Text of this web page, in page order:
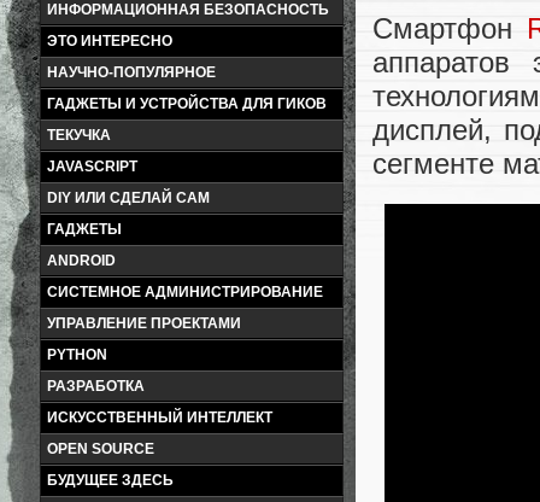
ИНФОРМАЦИОННАЯ БЕЗОПАСНОСТЬ
ЭТО ИНТЕРЕСНО
НАУЧНО-ПОПУЛЯРНОЕ
ГАДЖЕТЫ И УСТРОЙСТВА ДЛЯ ГИКОВ
ТЕКУЧКА
JAVASCRIPT
DIY ИЛИ СДЕЛАЙ САМ
ГАДЖЕТЫ
ANDROID
СИСТЕМНОЕ АДМИНИСТРИРОВАНИЕ
УПРАВЛЕНИЕ ПРОЕКТАМИ
PYTHON
РАЗРАБОТКА
ИСКУССТВЕННЫЙ ИНТЕЛЛЕКТ
OPEN SOURCE
БУДУЩЕЕ ЗДЕСЬ
Смартфон
аппаратов
дисплей,
сегменте